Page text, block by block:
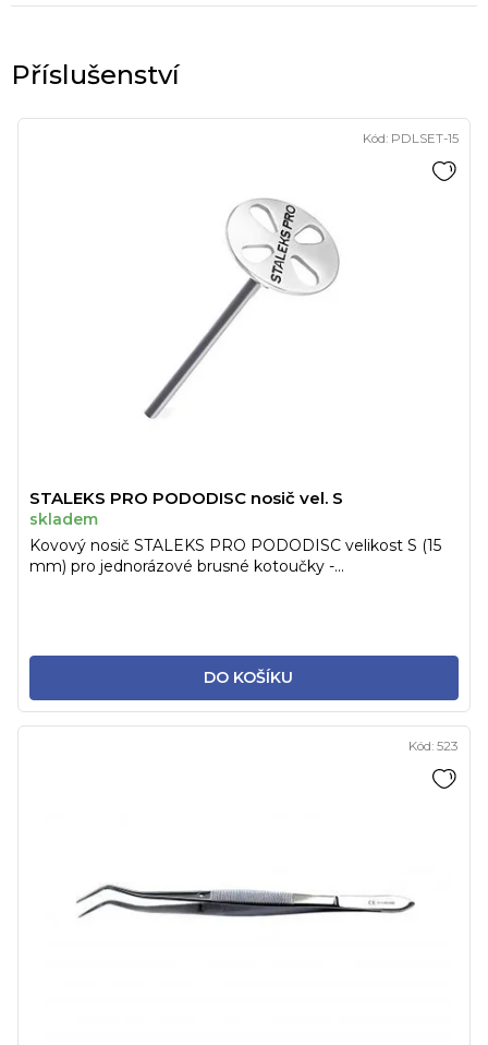
STALEKS PRO PODODISC nosič vel. S
skladem
DO KOŠÍKU
Kovový nosič STALEKS PRO PODODISC velikost S (15
mm) pro jednorázové brusné kotoučky -...
Kód: PDLSET-15
Kód: 523